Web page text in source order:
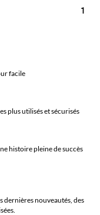
1
facile
plus utilisés et sécurisés
histoire pleine de succès
dernières nouveautés, des